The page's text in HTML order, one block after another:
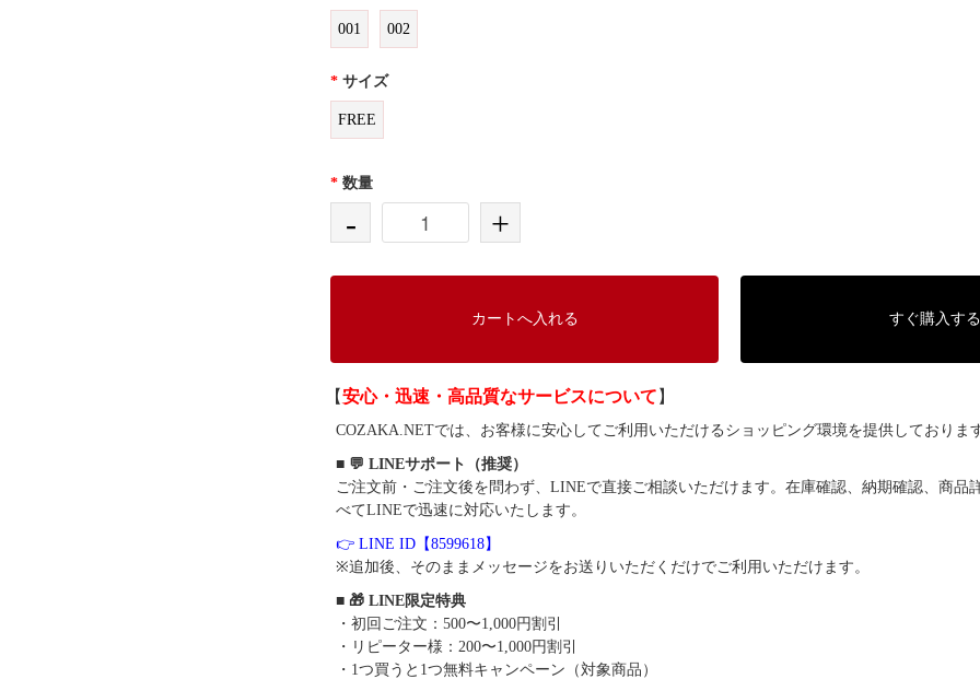
001 002
* サイズ
FREE
* 数量
- +
カートへ入れる すぐ購入する
【安心・迅速・高品質なサービスについて 】
COZAKA.NETでは、お客様に安心してご利用いただけるショッピング環境を提供しておりま
■ 💬 LINEサポート（推奨）
ご注文前・ご注文後を問わず、LINEで直接ご相談いただけます。在庫確認、納期確認、商品
べてLINEで迅速に対応いたします。
👉 LINE ID【8599618】
※追加後、そのままメッセージをお送りいただくだけでご利用いただけます。
■ 🎁 LINE限定特典
・初回ご注文：500〜1,000円割引
・リピーター様：200〜1,000円割引
・1つ買うと1つ無料キャンペーン（対象商品）